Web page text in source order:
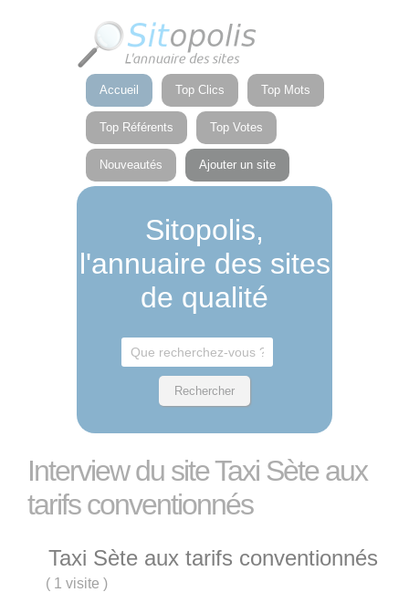
Accueil Top Clics Top Mots
Top Référents Top Votes
Nouveautés Ajouter un site
Sitopolis,
l'annuaire des sites
de qualité
Interview du site Taxi Sète aux
tarifs conventionnés
Taxi Sète aux tarifs conventionnés
( 1 visite)